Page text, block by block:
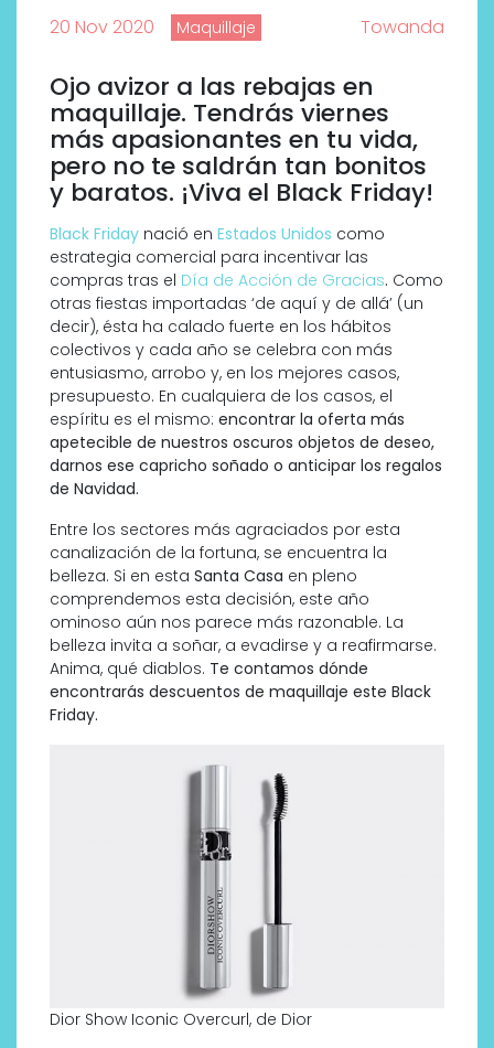
20 Nov 2020 Maquillaje Towanda
Ojo avizor a las rebajas en
maquillaje. Tendrás viernes
más apasionantes en tu vida,
pero no te saldrán tan bonitos
y baratos. ¡Viva el Black Friday!
Black Friday nació en Estados Unidos como
estrategia comercial para incentivar las
compras tras el Día de Acción de Gracias. Como
otras fiestas importadas ‘de aquí y de allá’ (un
decir), ésta ha calado fuerte en los hábitos
colectivos y cada año se celebra con más
entusiasmo, arrobo y, en los mejores casos,
presupuesto. En cualquiera de los casos, el
espíritu es el mismo: encontrar la oferta más
apetecible de nuestros oscuros objetos de deseo,
darnos ese capricho soñado o anticipar los regalos
de Navidad.
Entre los sectores más agraciados por esta
canalización de la fortuna, se encuentra la
belleza. Si en esta Santa Casa en pleno
comprendemos esta decisión, este año
ominoso aún nos parece más razonable. La
belleza invita a soñar, a evadirse y a reafirmarse.
Anima, qué diablos. Te contamos dónde
encontrarás descuentos de maquillaje este Black
Friday.
Dior Show Iconic Overcurl, de Dior